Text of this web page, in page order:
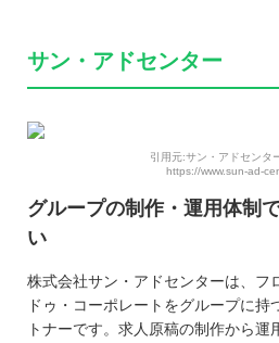
サン・アドセンター
引用元:サン・アドセンタ
https://www.sun-ad-
グループの制作・運用体制
い
株式会社サン・アドセンターは、フ
ドゥ・コーポレートをグループに
トナーです。求人原稿の制作から運